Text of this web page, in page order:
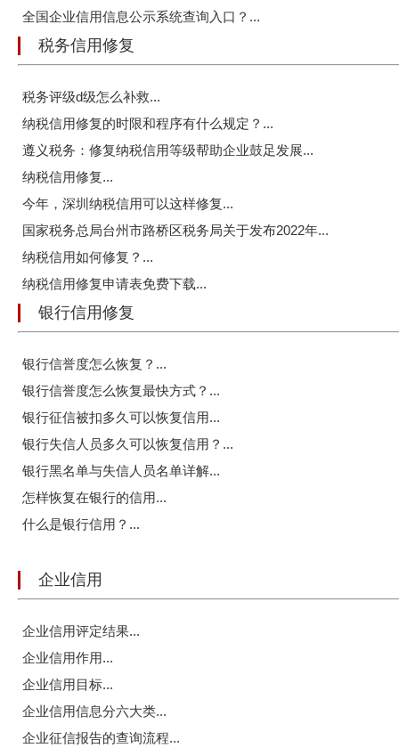
全国企业信用信息公示系统查询入口？...
税务信用修复
税务评级d级怎么补救...
纳税信用修复的时限和程序有什么规定？...
遵义税务：修复纳税信用等级帮助企业鼓足发展...
纳税信用修复...
今年，深圳纳税信用可以这样修复...
国家税务总局台州市路桥区税务局关于发布2022年...
纳税信用如何修复？...
纳税信用修复申请表免费下载...
银行信用修复
银行信誉度怎么恢复？...
银行信誉度怎么恢复最快方式？...
银行征信被扣多久可以恢复信用...
银行失信人员多久可以恢复信用？...
银行黑名单与失信人员名单详解...
怎样恢复在银行的信用...
什么是银行信用？...
企业信用
企业信用评定结果...
企业信用作用...
企业信用目标...
企业信用信息分六大类...
企业征信报告的查询流程...